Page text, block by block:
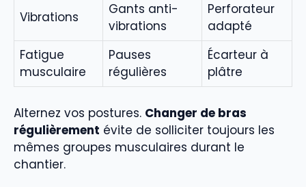
Vibrations
Gants anti-
vibrations
Perforateur
adapté
Fatigue
musculaire
Pauses
régulières
Écarteur à
plâtre
Alternez vos postures. Changer de bras
régulièrement évite de solliciter toujours les
mêmes groupes musculaires durant le
chantier.